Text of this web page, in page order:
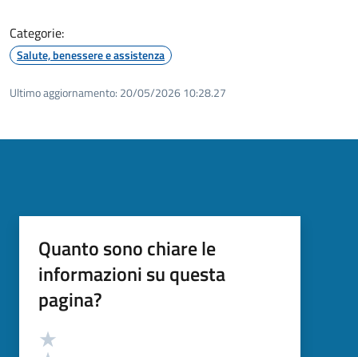
Categorie:
Salute, benessere e assistenza
Ultimo aggiornamento: 20/05/2026 10:28.27
Quanto sono chiare le
informazioni su questa
pagina?
Valutazione